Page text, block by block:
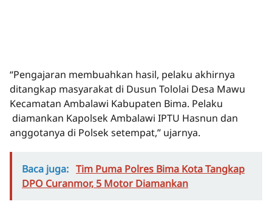
“Pengajaran membuahkan hasil, pelaku akhirnya
ditangkap masyarakat di Dusun Tololai Desa Mawu
Kecamatan Ambalawi Kabupaten Bima. Pelaku
diamankan Kapolsek Ambalawi IPTU Hasnun dan
anggotanya di Polsek setempat,” ujarnya.
Baca juga: Tim Puma Polres Bima Kota Tangkap
DPO Curanmor, 5 Motor Diamankan